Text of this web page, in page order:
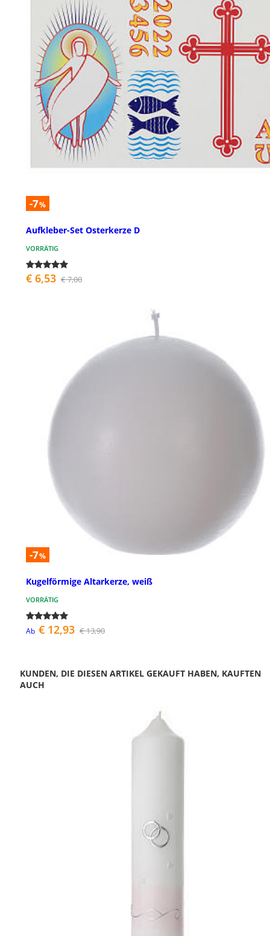
-7%
Aufkleber-Set Osterkerze D
VORRÄTIG
€ 6,53 € 7,00
-7%
Kugelförmige Altarkerze, weiß
VORRÄTIG
Ab € 12,93 € 13,90
KUNDEN, DIE DIESEN ARTIKEL GEKAUFT HABEN, KAUFTEN
AUCH